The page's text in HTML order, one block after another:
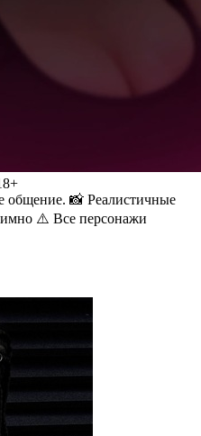
📸 Реалистичные
⚠️ Все персонажи